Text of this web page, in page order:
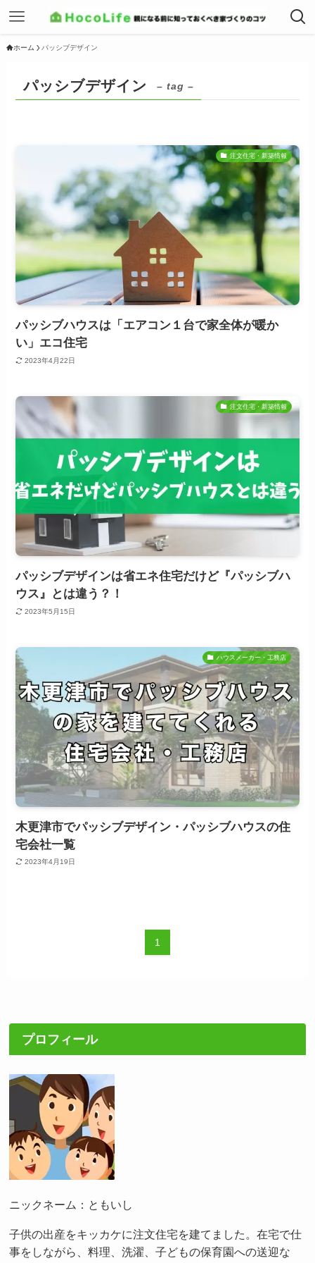
ホーム パッシブデザイン
パッシブデザイン – tag –
注文住宅・新築情報
パッシブハウスは「エアコン１台で家全体が暖か
い」エコ住宅
2023年4月22日
注文住宅・新築情報
パッシブデザインは省エネ住宅だけど『パッシブハ
ウス』とは違う？！
2023年5月15日
ハウスメーカー・工務店
木更津市でパッシブデザイン・パッシブハウスの住
宅会社一覧
2023年4月19日
1
プロフィール
ニックネーム：ともいし
子供の出産をキッカケに注文住宅を建てました。在宅で仕
事をしながら、料理、洗濯、子どもの保育園への送迎な